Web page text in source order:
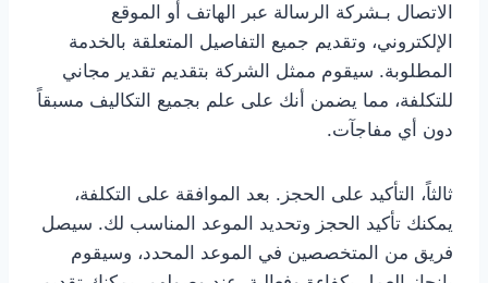
الاتصال بـشركة الرسالة عبر الهاتف أو الموقع
الإلكتروني، وتقديم جميع التفاصيل المتعلقة بالخدمة
المطلوبة. سيقوم ممثل الشركة بتقديم تقدير مجاني
للتكلفة، مما يضمن أنك على علم بجميع التكاليف مسبقاً
دون أي مفاجآت.
ثالثاً، التأكيد على الحجز. بعد الموافقة على التكلفة،
يمكنك تأكيد الحجز وتحديد الموعد المناسب لك. سيصل
فريق من المتخصصين في الموعد المحدد، وسيقوم